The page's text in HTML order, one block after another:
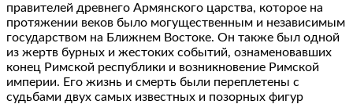
правителей древнего Армянского царства, которое на
протяжении веков было могущественным и независимым
государством на Ближнем Востоке. Он также был одной
из жертв бурных и жестоких событий, ознаменовавших
конец Римской республики и возникновение Римской
империи. Его жизнь и смерть были переплетены с
судьбами двух самых известных и позорных фигур